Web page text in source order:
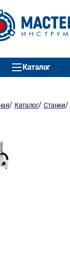
Каталог
/ Каталог/Станки/